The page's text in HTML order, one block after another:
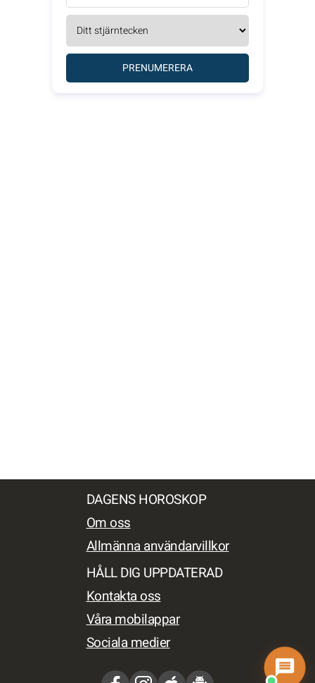
PRENUMERERA
DAGENS HOROSKOP
Om oss
Allmänna användarvillkor
HÅLL DIG UPPDATERAD
Kontakta oss
Våra mobilappar
Sociala medier